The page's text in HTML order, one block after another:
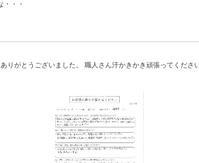
・・・
りがとうございました。 職人さん汗かきかき頑張ってくださ